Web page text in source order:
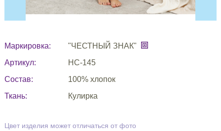
Маркировка:
"ЧЕСТНЫЙ ЗНАК"
Артикул:
НС-145
Состав:
100% хлопок
Ткань:
Кулирка
Цвет изделия может отличаться от фото